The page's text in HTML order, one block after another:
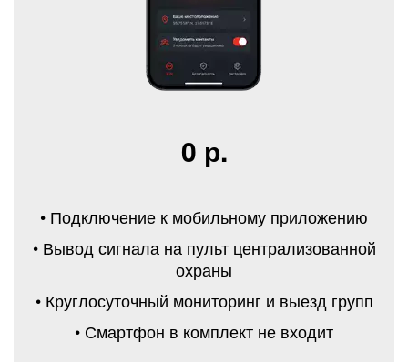
0 р.
• Подключение к мобильному приложению
• Вывод сигнала на пульт централизованной
охраны
• Круглосуточный мониторинг и выезд групп
• Смартфон в комплект не входит